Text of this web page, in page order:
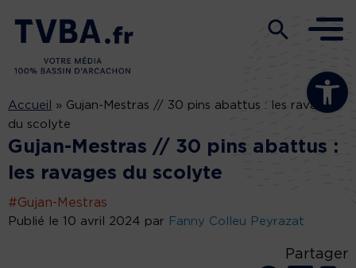
Ouvrir la
Accueil » Gujan-Mestras // 30 pins abattus : les ravages
du scolyte
Gujan-Mestras // 30 pins abattus :
les ravages du scolyte
#Gujan-Mestras
Publié le 10 avril 2024 par Fanny Colleu Peyrazat
Partager